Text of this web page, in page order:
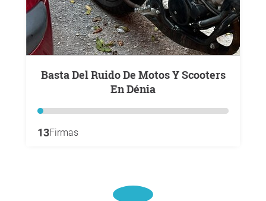
Basta Del Ruido De Motos Y Scooters
En Dénia
13Firmas